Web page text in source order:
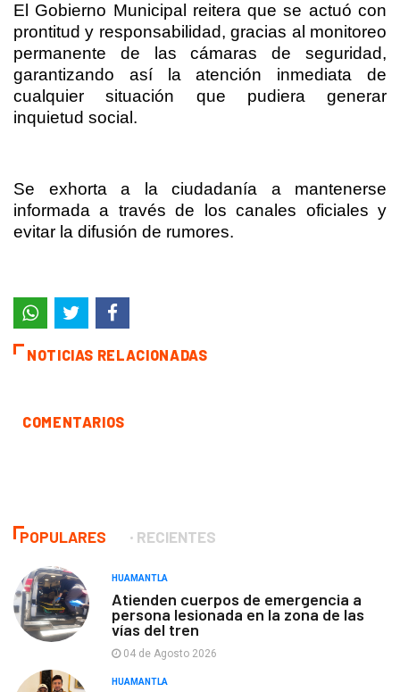
El Gobierno Municipal reitera que se actuó con
prontitud y responsabilidad, gracias al monitoreo
permanente de las cámaras de seguridad,
garantizando así la atención inmediata de
cualquier situación que pudiera generar
inquietud social.
Se exhorta a la ciudadanía a mantenerse
informada a través de los canales oficiales y
evitar la difusión de rumores.
NOTICIAS RELACIONADAS
COMENTARIOS
POPULARES RECIENTES
HUAMANTLA
Atienden cuerpos de emergencia a
persona lesionada en la zona de las
vías del tren
04 de Agosto 2026
HUAMANTLA